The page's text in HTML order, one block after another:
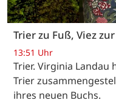
Trier zu Fuß, Viez
13:51 Uhr
Trier. Virginia Landau
Trier
ihres neuen Buchs.